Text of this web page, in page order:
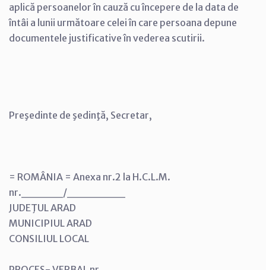
aplică persoanelor în cauză cu începere de la data de
întâi a lunii următoare celei în care persoana depune
documentele justificative în vederea scutirii.
Preşedinte de şedinţă, Secretar,
= ROMÂNIA = Anexa nr.2 la H.C.L.M.
nr._____/_______
JUDEŢUL ARAD
MUNICIPIUL ARAD
CONSILIUL LOCAL